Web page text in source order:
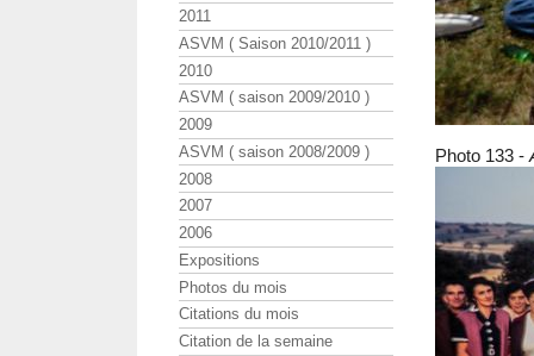
Photo 133 -
2011
ASVM ( Saison 2010/2011 )
2010
ASVM ( saison 2009/2010 )
2009
ASVM ( saison 2008/2009 )
2008
2007
2006
Expositions
Photos du mois
Citations du mois
Citation de la semaine